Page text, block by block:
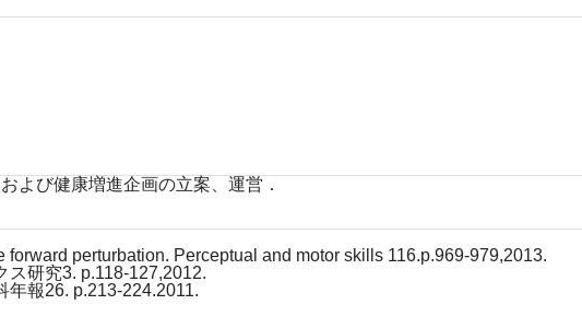
よび健康増進企画の立案、運営．
forward perturbation. Perceptual and motor skills 116.p.969-979,2013.
ス研究3. p.118-127,2012.
年報26. p.213-224.2011.